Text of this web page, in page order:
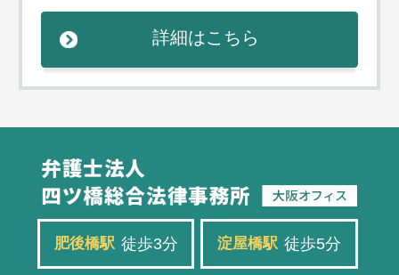
詳細はこちら
肥後橋駅 徒歩3分 淀屋橋駅 徒歩5分